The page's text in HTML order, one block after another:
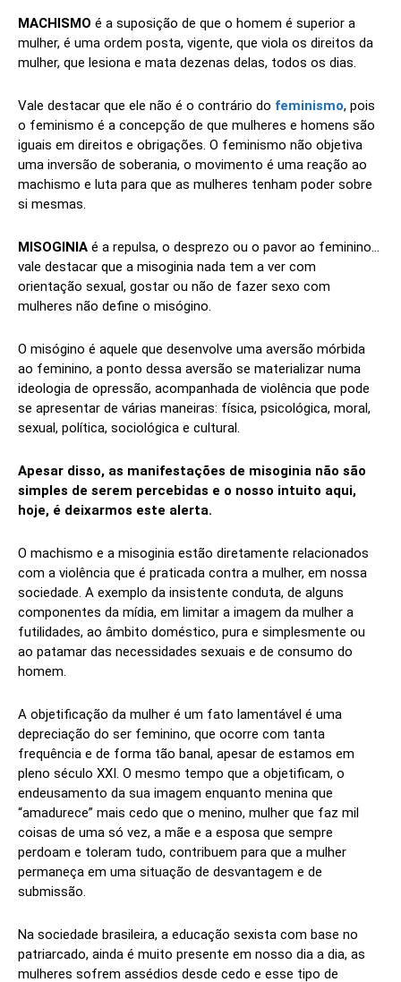
MACHISMO é a suposição de que o homem é superior a
mulher, é uma ordem posta, vigente, que viola os direitos da
mulher, que lesiona e mata dezenas delas, todos os dias.
Vale destacar que ele não é o contrário do feminismo, pois
o feminismo é a concepção de que mulheres e homens são
iguais em direitos e obrigações. O feminismo não objetiva
uma inversão de soberania, o movimento é uma reação ao
machismo e luta para que as mulheres tenham poder sobre
si mesmas.
MISOGINIA é a repulsa, o desprezo ou o pavor ao feminino…
vale destacar que a misoginia nada tem a ver com
orientação sexual, gostar ou não de fazer sexo com
mulheres não define o misógino.
O misógino é aquele que desenvolve uma aversão mórbida
ao feminino, a ponto dessa aversão se materializar numa
ideologia de opressão, acompanhada de violência que pode
se apresentar de várias maneiras: física, psicológica, moral,
sexual, política, sociológica e cultural.
Apesar disso, as manifestações de misoginia não são
simples de serem percebidas e o nosso intuito aqui,
hoje, é deixarmos este alerta.
O machismo e a misoginia estão diretamente relacionados
com a violência que é praticada contra a mulher, em nossa
sociedade. A exemplo da insistente conduta, de alguns
componentes da mídia, em limitar a imagem da mulher a
futilidades, ao âmbito doméstico, pura e simplesmente ou
ao patamar das necessidades sexuais e de consumo do
homem.
A objetificação da mulher é um fato lamentável é uma
depreciação do ser feminino, que ocorre com tanta
frequência e de forma tão banal, apesar de estamos em
pleno século XXI. O mesmo tempo que a objetificam, o
endeusamento da sua imagem enquanto menina que
“amadurece” mais cedo que o menino, mulher que faz mil
coisas de uma só vez, a mãe e a esposa que sempre
perdoam e toleram tudo, contribuem para que a mulher
permaneça em uma situação de desvantagem e de
submissão.
Na sociedade brasileira, a educação sexista com base no
patriarcado, ainda é muito presente em nosso dia a dia, as
mulheres sofrem assédios desde cedo e esse tipo de